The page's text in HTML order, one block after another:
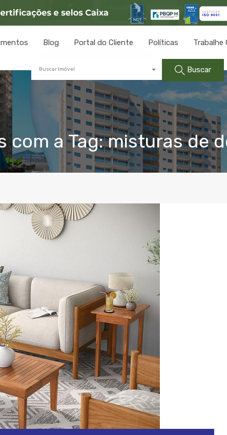
Blog Portal do Cliente Políticas Trabalhe
Buscar Imóvel Buscar
com a Tag: misturas de